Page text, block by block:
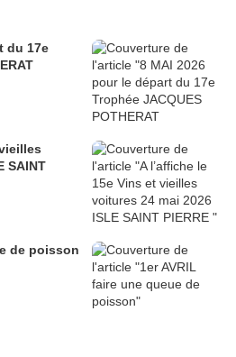
du 17e
de poisson